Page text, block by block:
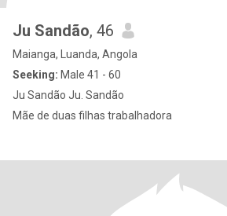
Ju Sandão, 46
Maianga, Luanda, Angola
Seeking: Male 41 - 60
Ju Sandão Ju. Sandão
Mãe de duas filhas trabalhadora